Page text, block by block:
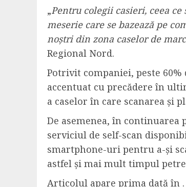
„Pentru colegii casieri, ceea
meserie care se bazează pe
noștri din zona caselor de
Regional Nord.
Potrivit companiei, peste
accentuat cu precădere în
a caselor în care scanarea și
De asemenea, în
serviciul de self-scan
smartphone-uri pentru a-și
astfel și mai mult timpul
Articolul apare prima dată în .